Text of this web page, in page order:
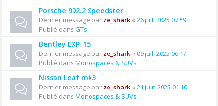
Porsche 992.2 Speedster
Dernier message par ze_shark« 26 juil. 2025 07:59
Publié dans GTs
Bentley EXP-15
Dernier message par ze_shark« 09 juil. 2025 06:17
Publié dans Monospaces & SUVs
Nissan Leaf mk3
Dernier message par ze_shark« 21 juin 2025 01:10
Publié dans Monospaces & SUVs